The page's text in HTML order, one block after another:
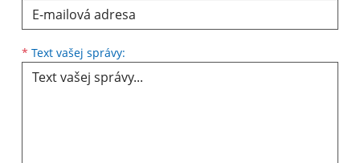
* Text vašej správy: